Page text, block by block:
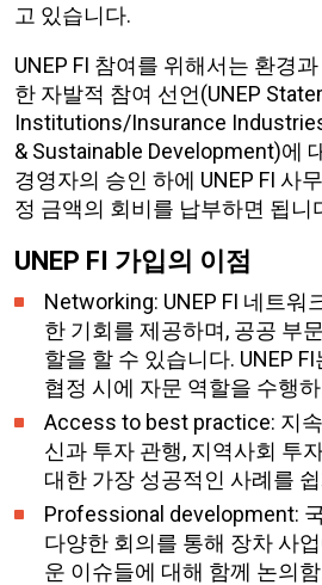
고 있습니다.
UNEP FI 참여를 위해서는 환경
한 자발적 참여 선언(UNEP
Institutions/Insurance
& Sustainable Development)에
경영자의 승인 하에 UNEP FI 사
정 금액의 회비를 납부하면 됩니
UNEP FI 가입의 이점
Networking: UNEP FI 네트워
한 기회를 제공하며, 공공 부
할을 할 수 있습니다. UNEP
협정 시에 자문 역할을 수행
Access to best practice: 지
신과 투자 관행, 지역사회 투
대한 가장 성공적인 사례를
Professional development:
다양한 회의를 통해 장차 사
운 이슈들에 대해 함께 논의